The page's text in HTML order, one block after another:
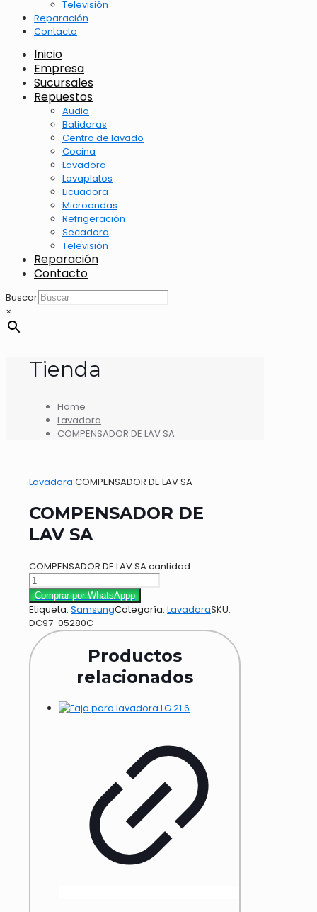
Televisión
Reparación
Contacto
Inicio
Empresa
Sucursales
Repuestos
Audio
Batidoras
Centro de lavado
Cocina
Lavadora
Lavaplatos
Licuadora
Microondas
Refrigeración
Secadora
Televisión
Reparación
Contacto
Buscar
×
Tienda
Home
Lavadora
COMPENSADOR DE LAV SA
Lavadora|COMPENSADOR DE LAV SA
COMPENSADOR DE
LAV SA
COMPENSADOR DE LAV SA cantidad
Comprar por WhatsAppp
Etiqueta: SamsungCategoría: LavadoraSKU:
DC97-05280C
Productos
relacionados